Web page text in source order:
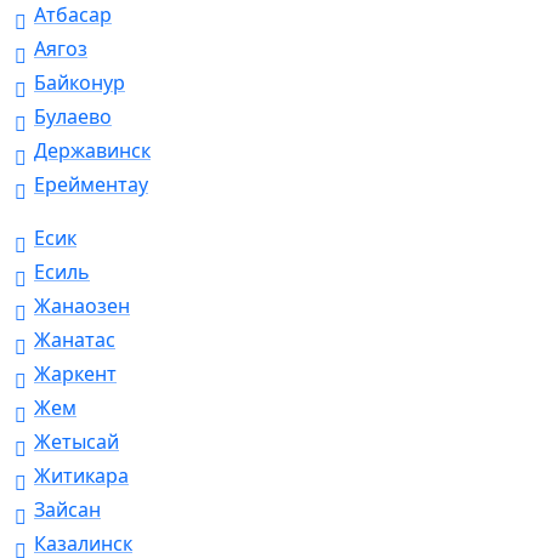
Атбасар
Аягоз
Байконур
Булаево
Державинск
Ерейментау
Есик
Есиль
Жанаозен
Жанатас
Жаркент
Жем
Жетысай
Житикара
Зайсан
Казалинск